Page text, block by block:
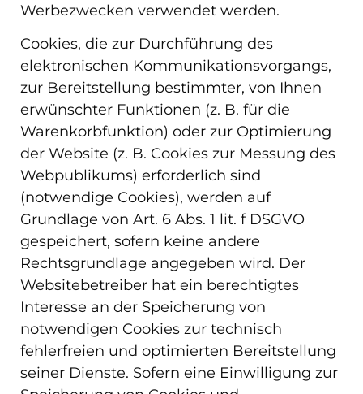
Werbezwecken verwendet werden.
Cookies, die zur Durchführung des
elektronischen Kommunikationsvorgangs,
zur Bereitstellung bestimmter, von Ihnen
erwünschter Funktionen (z. B. für die
Warenkorbfunktion) oder zur Optimierung
der Website (z. B. Cookies zur Messung des
Webpublikums) erforderlich sind
(notwendige Cookies), werden auf
Grundlage von Art. 6 Abs. 1 lit. f DSGVO
gespeichert, sofern keine andere
Rechtsgrundlage angegeben wird. Der
Websitebetreiber hat ein berechtigtes
Interesse an der Speicherung von
notwendigen Cookies zur technisch
fehlerfreien und optimierten Bereitstellung
seiner Dienste. Sofern eine Einwilligung zur